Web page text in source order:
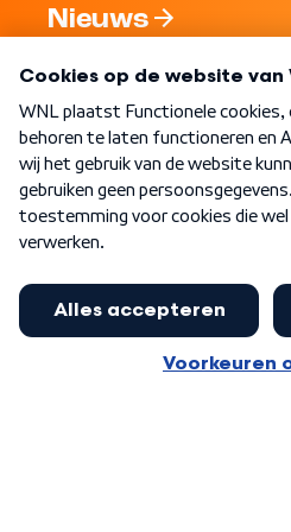
Nieuws
Nieuwsbrief
Word Lid